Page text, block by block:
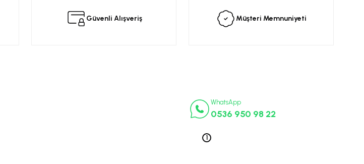
Güvenli Alışveriş Müşteri Memnuniyeti
WhatsApp
0536 950 98 22